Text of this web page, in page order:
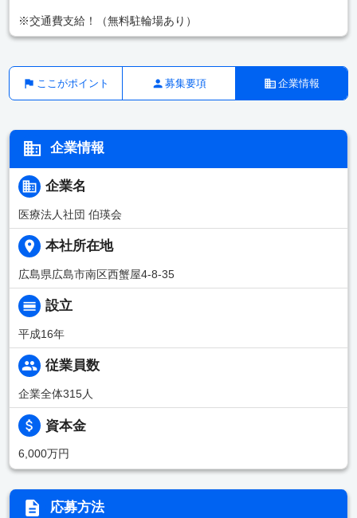
※交通費支給！（無料駐輪場あり）
ここがポイント 募集要項 企業情報
企業情報
企業名
医療法人社団 伯瑛会
本社所在地
広島県広島市南区西蟹屋4-8-35
設立
平成16年
従業員数
企業全体315人
資本金
6,000万円
応募方法